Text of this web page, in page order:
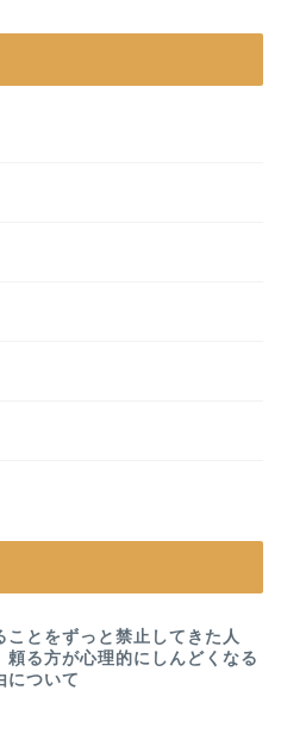
ことをずっと禁止してきた人
頼る方が心理的にしんどくなる
について